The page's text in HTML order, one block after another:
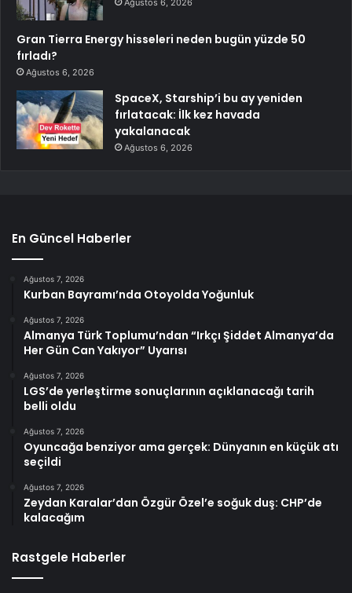
Gran Tierra Energy hisseleri neden bugün yüzde 50
fırladı?
Ağustos 6, 2026
SpaceX, Starship’i bu ay yeniden
fırlatacak: İlk kez havada
yakalanacak
Ağustos 6, 2026
En Güncel Haberler
Ağustos 7, 2026
Kurban Bayramı’nda Otoyolda Yoğunluk
Ağustos 7, 2026
Almanya Türk Toplumu’ndan “Irkçı Şiddet Almanya’da
Her Gün Can Yakıyor” Uyarısı
Ağustos 7, 2026
LGS’de yerleştirme sonuçlarının açıklanacağı tarih
belli oldu
Ağustos 7, 2026
Oyuncağa benziyor ama gerçek: Dünyanın en küçük atı
seçildi
Ağustos 7, 2026
Zeydan Karalar’dan Özgür Özel’e soğuk duş: CHP’de
kalacağım
Rastgele Haberler